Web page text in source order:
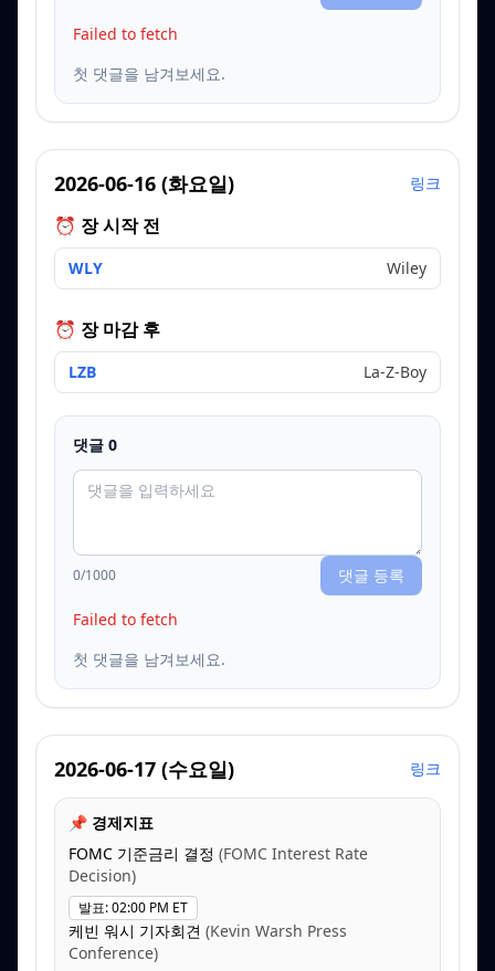
Failed to fetch
첫 댓글을 남겨보세요.
2026-06-16 (화요일) 링크
⏰ 장 시작 전
WLY Wiley
⏰ 장 마감 후
LZB La-Z-Boy
댓글 0
0/1000 댓글 등록
Failed to fetch
첫 댓글을 남겨보세요.
2026-06-17 (수요일) 링크
📌 경제지표
FOMC 기준금리 결정 (FOMC Interest Rate
Decision)
발표:02:00 PM ET
케빈 워시 기자회견 (Kevin Warsh Press
Conference)